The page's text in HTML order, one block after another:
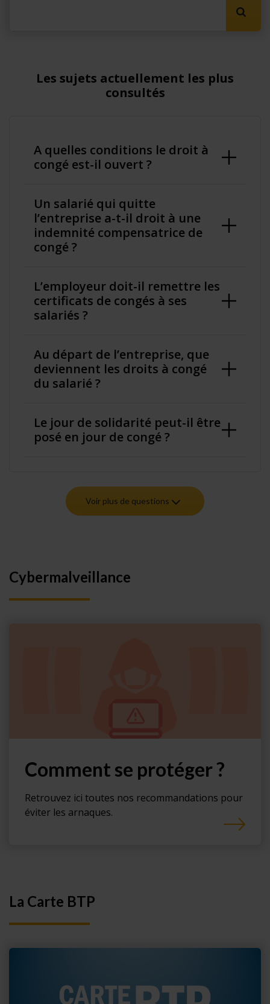
Les sujets actuellement les plus
consultés
A quelles conditions le droit à
congé est-il ouvert ?
Un salarié qui quitte
l’entreprise a-t-il droit à une
indemnité compensatrice de
congé ?
L’employeur doit-il remettre les
certificats de congés à ses
salariés ?
Au départ de l’entreprise, que
deviennent les droits à congé
du salarié ?
Le jour de solidarité peut-il être
posé en jour de congé ?
Voir plus de questions
Cybermalveillance
Comment se protéger ?
Retrouvez ici toutes nos recommandations pour
éviter les arnaques.
La Carte BTP